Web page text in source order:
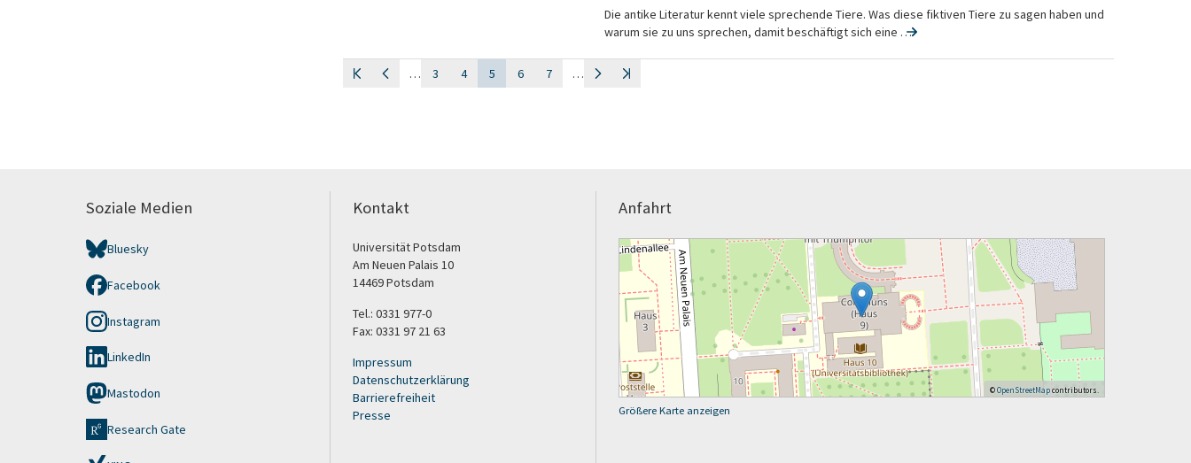
Die antike Literatur kennt viele sprechende Tiere. Was diese fiktiven Tiere zu sagen haben und
warum sie zu uns sprechen, damit beschäftigt sich eine …
… 3 4 5 6 7 …
Soziale Medien
Bluesky
Facebook
Instagram
LinkedIn
Mastodon
Research Gate
Kontakt
Universität Potsdam
Am Neuen Palais 10
14469 Potsdam
Tel.: 0331 977-0
Fax: 0331 97 21 63
Impressum
Datenschutzerklärung
Barrierefreiheit
Presse
Anfahrt
©OpenStreetMapcontributors.
Größere Karte anzeigen